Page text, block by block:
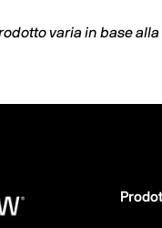
varia in base